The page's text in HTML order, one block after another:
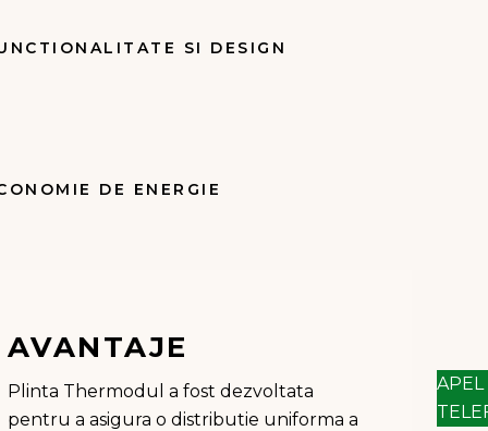
SI DESIGN
DE ENERGIE
AVANTAJE
Plinta Thermodul a fost dezvoltata
pentru a asigura o distributie uniforma a
APEL